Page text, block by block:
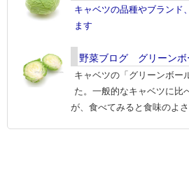
キャベツの品種やブランド
ます
野菜ブログ グリーンボ
キャベツの「グリーンボー
た。一般的なキャベツに比
が、食べてみると食味のよ